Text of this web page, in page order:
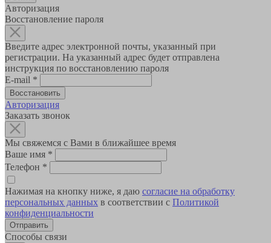
Авторизация
Восстановление пароля
Введите адрес электронной почты, указанный при
регистрации. На указанный адрес будет отправлена
инструкция по восстановлению пароля
E-mail *
Авторизация
Заказать звонок
Мы свяжемся с Вами в ближайшее время
Ваше имя *
Телефон *
Нажимая на кнопку ниже, я даю согласие на обработку
персональных данных в соответствии с Политикой
конфиденциальности
Способы связи